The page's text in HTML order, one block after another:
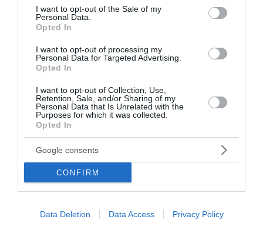
consent section.
I want to opt-out of the Sale of my
Personal Data.
Opted In
I want to opt-out of processing my
Personal Data for Targeted Advertising.
Opted In
I want to opt-out of Collection, Use,
Retention, Sale, and/or Sharing of my
Personal Data that Is Unrelated with the
Purposes for which it was collected.
Opted In
Google consents
CONFIRM
Data Deletion Data Access Privacy Policy
Πυρκαγιά σε χαμηλή βλάστηση στο
Μαρκόπουλο Αττικής
Φωτιά εκδηλώθηκε το απόγευμα σε έκταση με χαμηλή
βλάστηση στο Μαρκόπουλο Μεσογαίας στην Αττική.
Σύμφωνα με την Πυροσβεστική, η πυρκαγιά ξέσπασε
περίπου στις 16:30. Για την κα...